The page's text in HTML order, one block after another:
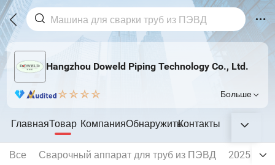
Hangzhou Doweld Piping Technology Co., Ltd.
Больше
ГлавнаяТовар КомпанияОбнаружитьКонтакты
Все Сварочный аппарат для труб из ПЭВД
2025